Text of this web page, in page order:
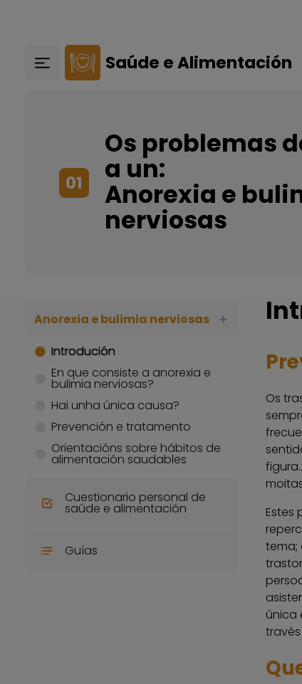
Saúde e Alimentación
01
Os problemas
a un:
Anorexia e
nerviosas
Anorexia e bulimia nerviosas
Introdución
En que consiste a anorexia e
bulimia nerviosas?
Hai unha única causa?
Prevención e tratamento
Orientacións sobre hábitos de
alimentación saudables
Cuestionario personal de
saúde e alimentación
Guías
Os
Estes
tema;
única